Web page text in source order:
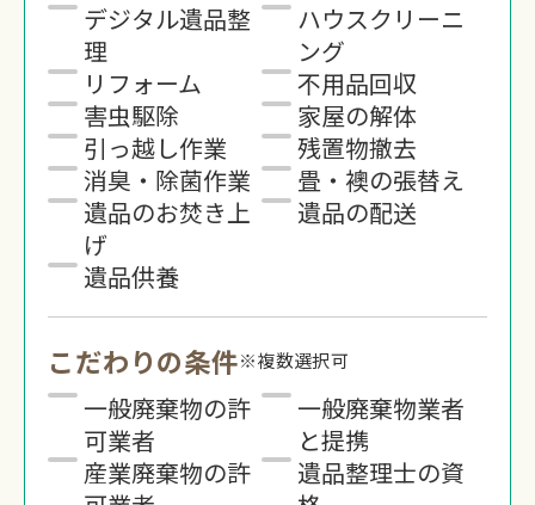
デジタル遺品整
理
ハウスクリーニ
ング
リフォーム
不用品回収
害虫駆除
家屋の解体
引っ越し作業
残置物撤去
消臭・除菌作業
畳・襖の張替え
遺品のお焚き上
げ
遺品の配送
遺品供養
こだわりの条件※複数選択可
一般廃棄物の許
可業者
一般廃棄物業者
と提携
産業廃棄物の許
遺品整理士の資